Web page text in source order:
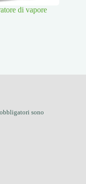
di vapore
sono